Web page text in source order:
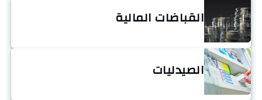
القباضات المالية
الصيدليات